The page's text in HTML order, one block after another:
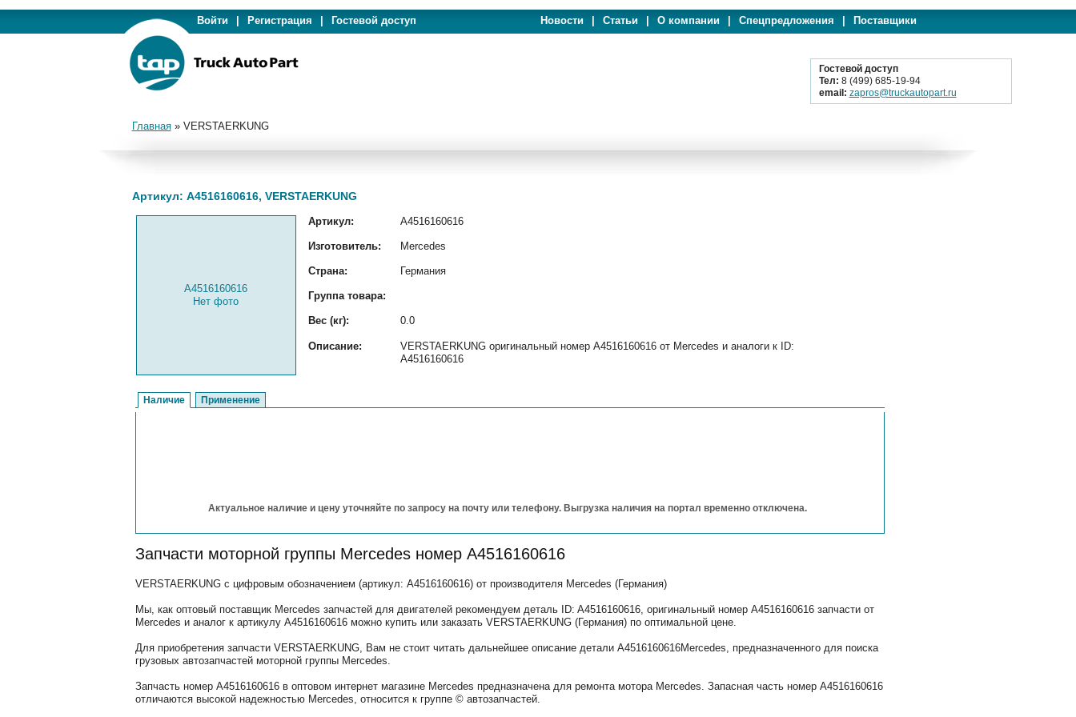
Войти Регистрация Гостевой доступ Новости Статьи О компании Спецпредложения Поставщики
Гостевой доступ
Тел: 8 (499) 685-19-94
email: zapros@truckautopart.ru
Главная» VERSTAERKUNG
Артикул: A4516160616, VERSTAERKUNG
A4516160616
Нет фото
Артикул: A4516160616
Изготовитель: Mercedes
Страна: Германия
Группа товара:
Вес (кг): 0.0
Описание:
VERSTAERKUNG оригинальный номер A4516160616 от Mercedes и аналоги к ID:
A4516160616
Наличие Применение
Актуальное наличие и цену уточняйте по запросу на почту или телефону. Выгрузка наличия на портал временно отключена.
Запчасти моторной группы Mercedes номер A4516160616
VERSTAERKUNG с цифровым обозначением (артикул: A4516160616) от производителя Mercedes (Германия)
Мы, как оптовый поставщик Mercedes запчастей для двигателей рекомендуем деталь ID: A4516160616, оригинальный номер A4516160616 запчасти от
Mercedes и аналог к артикулу A4516160616 можно купить или заказать VERSTAERKUNG (Германия) по оптимальной цене.
Для приобретения запчасти VERSTAERKUNG, Вам не стоит читать дальнейшее описание детали A4516160616Mercedes, предназначенного для поиска
грузовых автозапчастей моторной группы Mercedes.
Запчасть номер A4516160616 в оптовом интернет магазине Mercedes предназначена для ремонта мотора Mercedes. Запасная часть номер A4516160616
отличаются высокой надежностью Mercedes, относится к группе © автозапчастей.